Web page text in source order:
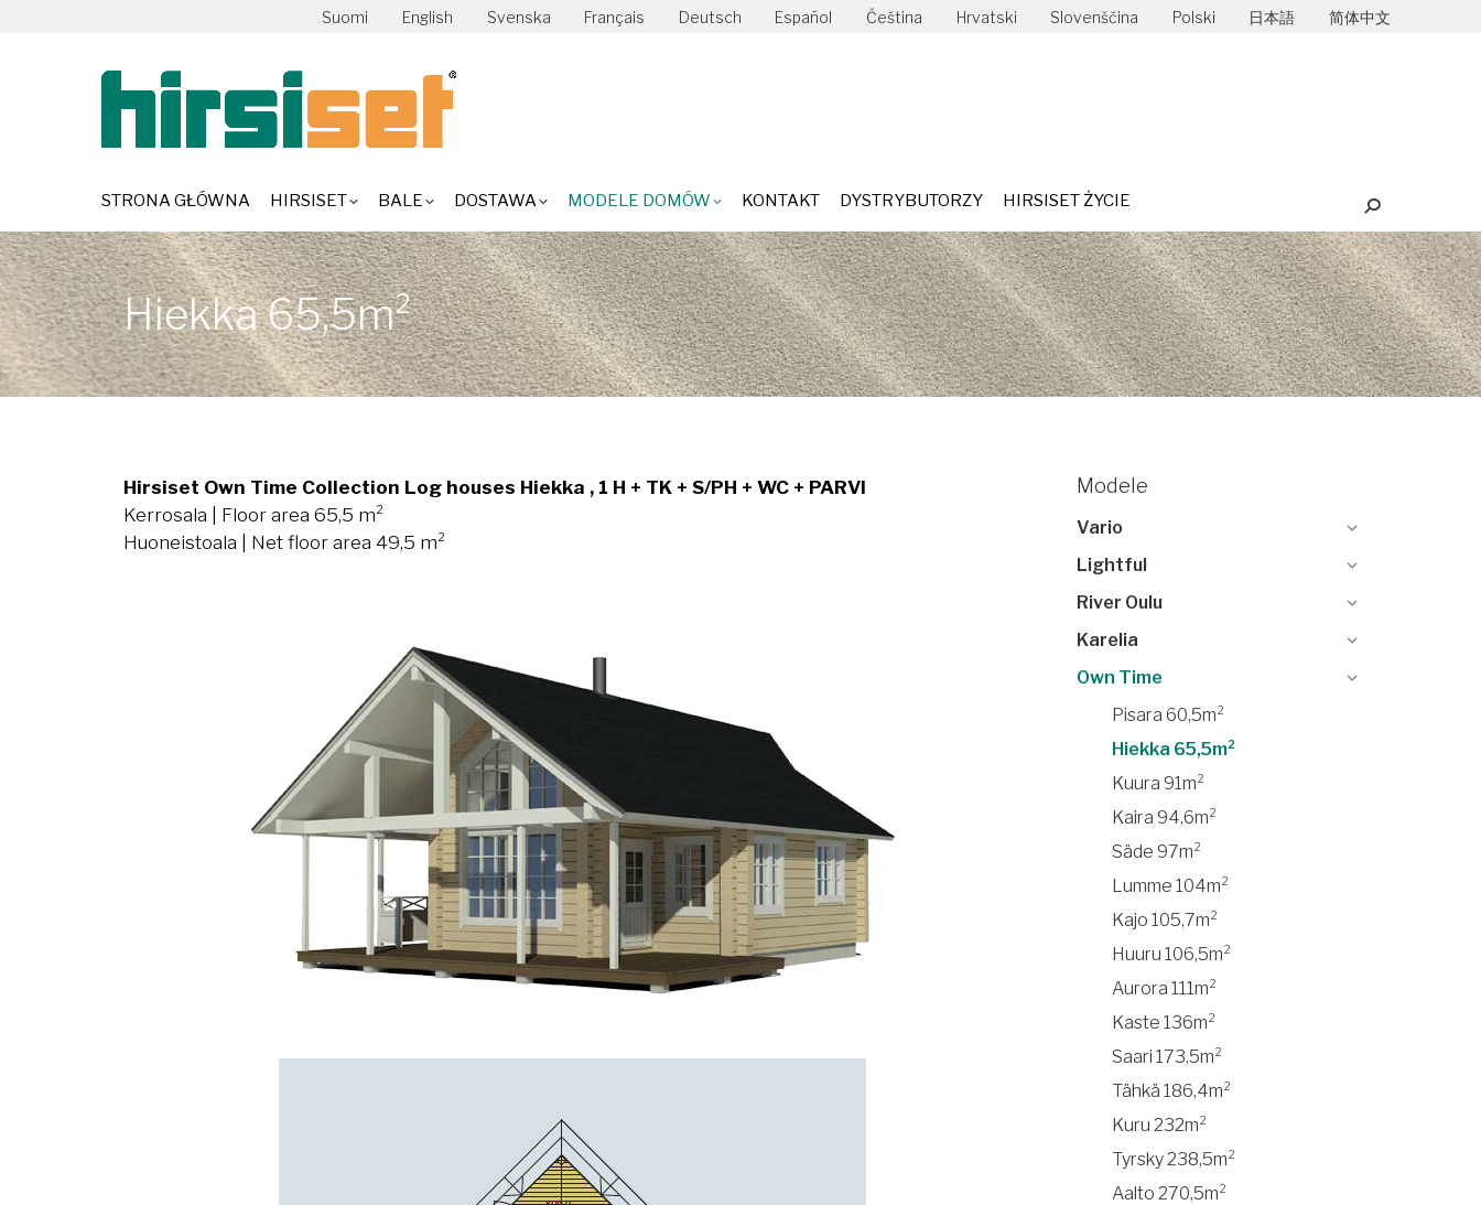
Suomi English Svenska Français Deutsch Español Čeština Hrvatski Slovenščina Polski 日本語 简体中文
STRONA GŁÓWNA HIRSISET BALE DOSTAWA MODELE DOMÓW KONTAKT DYSTRYBUTORZY HIRSISET ŻYCIE Szukaj:
Hiekka 65,5m²
Hirsiset Own Time Collection Log houses Hiekka , 1 H + TK + S/PH + WC + PARVI
Kerrosala | Floor area 65,5 m²
Huoneistoala | Net floor area 49,5 m²
Modele
Vario
Lightful
River Oulu
Karelia
Own Time
Pisara 60,5m²
Hiekka 65,5m²
Kuura 91m²
Kaira 94,6m²
Säde 97m²
Lumme 104m²
Kajo 105,7m²
Huuru 106,5m²
Aurora 111m²
Kaste 136m²
Saari 173,5m²
Tähkä 186,4m²
Kuru 232m²
Tyrsky 238,5m²
Aalto 270,5m²
STRONA GŁÓWNA HIRSISET BALE DOSTAWA MODELE DOMÓW KONTAKT DYSTRYBUTORZY HIRSISET ŻYCIE